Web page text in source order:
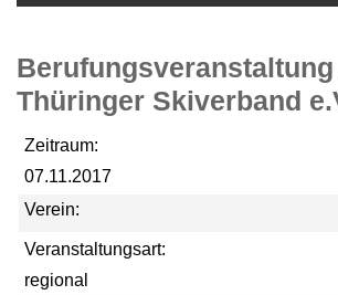
Thüringer Skiverband
Zeitraum:
07.11.2017
Verein:
Veranstaltungsart:
regional